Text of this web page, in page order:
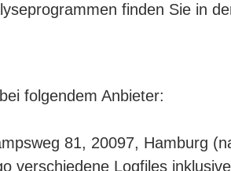
finden Sie in
folgendem Anbieter:
81, 20097, Hamburg
verschiedene Logfiles